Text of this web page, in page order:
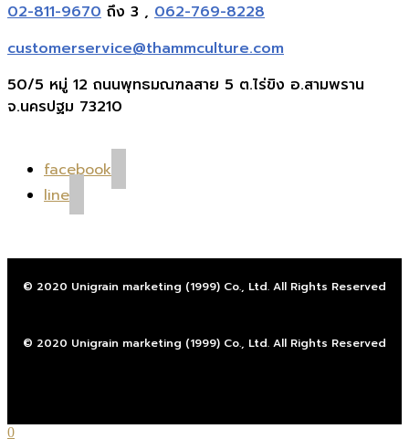
02-811-9670 ถึง 3 , 062-769-8228
customerservice@thammculture.com
50/5 หมู่ 12 ถนนพุทธมณฑลสาย 5 ต.ไร่ขิง อ.สามพราน
จ.นครปฐม 73210
facebook
line
© 2020 Unigrain marketing (1999) Co., Ltd. All Rights Reserved
© 2020 Unigrain marketing (1999) Co., Ltd. All Rights Reserved
0